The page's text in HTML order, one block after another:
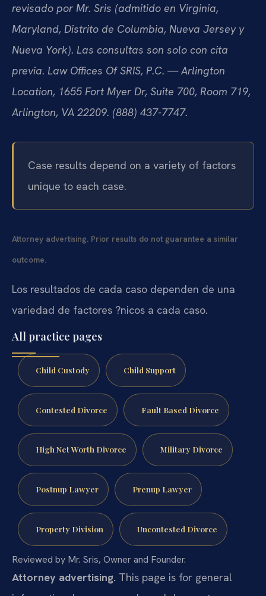
revisado por Mr. Sris (admitido en Virginia,
Maryland, Distrito de Columbia, Nueva Jersey y
Nueva York). Las consultas son solo con cita
previa. Law Offices Of SRIS, P.C. — Arlington
Location, 1655 Fort Myer Dr, Suite 700, Room 719,
Arlington, VA 22209. (888) 437-7747.
Case results depend on a variety of factors
unique to each case.
Attorney advertising. Prior results do not guarantee a similar
outcome.
Los resultados de cada caso dependen de una
variedad de factores ?nicos a cada caso.
All practice pages
Child Custody Child Support
Contested Divorce Fault Based Divorce
High Net Worth Divorce Military Divorce
Postnup Lawyer Prenup Lawyer
Property Division Uncontested Divorce
Reviewed by Mr. Sris, Owner and Founder.
Attorney advertising. This page is for general